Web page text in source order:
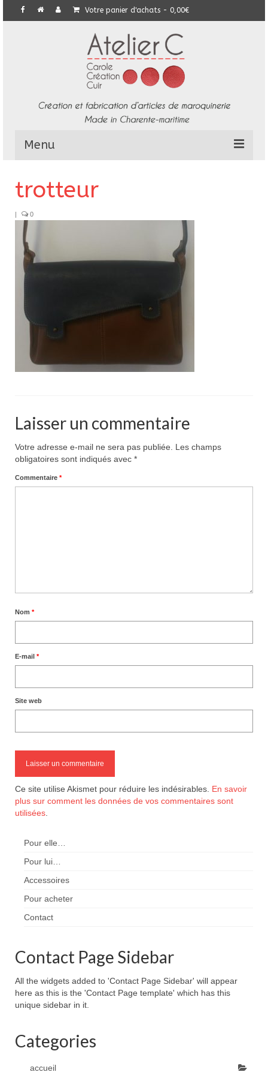
Votre panier d'achats - 0,00€
Menu
E-Boutique
trotteur
| 0
Laisser un commentaire
Votre adresse e-mail ne sera pas publiée.
Les champs
obligatoires sont indiqués avec *
Commentaire *
Nom *
E-mail *
Site web
Ce site utilise Akismet pour réduire les indésirables. En savoir
plus sur comment les données de vos commentaires sont
utilisées
Pour elle…
Pour lui…
Accessoires
Pour acheter
Contact
Contact Page Sidebar
All the widgets added to 'Contact Page Sidebar' will appear
here as this is the 'Contact Page template' which has this
unique sidebar in it.
Categories
accueil